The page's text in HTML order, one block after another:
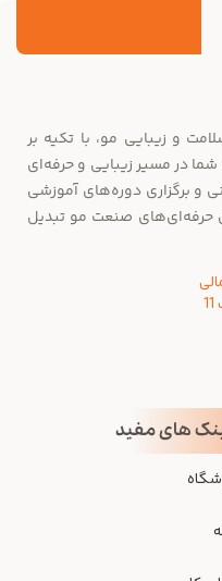
و زیبایی مو، با تکیه بر
در مسیر زیبایی و حرفه‌ای
و برگزاری دوره‌های آموزشی
حرفه‌ای‌های صنعت مو تبدیل
های مفید